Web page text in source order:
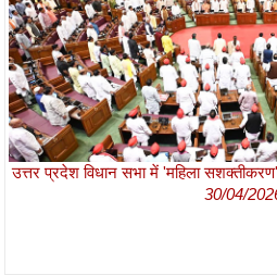
उत्तर प्रदेश विधान सभा में 'महिला
30/04/